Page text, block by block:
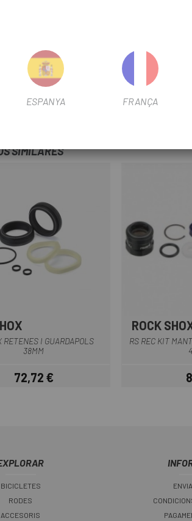
tiges telescòpiques de Fox Transfer 30,9/
SIMILARES
RETENES I GUARDAPOLS
38MM
Preu
72,72 €
ROCK
RS REC KIT
BICICLETES
RODES
ACCESORIS
ESPANYA FRANÇA